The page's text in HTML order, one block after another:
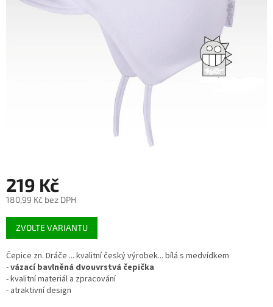
219 Kč
180,99 Kč bez DPH
Měrná
cena:
ZVOLTE VARIANTU
Čepice zn. Dráče ... kvalitní český výrobek... bílá s medvídkem
-vázací bavlněná dvouvrstvá čepička
- kvalitní materiál a zpracování
- atraktivní design